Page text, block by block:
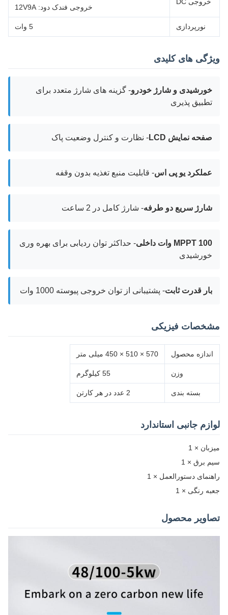
خروجی DC
خروجی فندک دود: 12V9A
نورپردازی 5 وات
ویژگی های کلیدی
خورشیدی و شارژ خودرو- گزینه های شارژ متعدد برای
تطبیق پذیری
صفحه نمایش LCD - نظارت و کنترل وضعیت پاک
عملکرد یو پی اس- قابلیت منبع تغذیه بدون وقفه
شارژ سریع دو طرفه- شارژ کامل در 2 ساعت
MPPT 100 وات داخلی
- حداکثر توان ردیابی برای بهره وری
خورشیدی
بار قدرت ثابت- پشتیبانی از توان خروجی پیوسته 1000 وات
مشخصات فیزیکی
اندازه محصول 570 × 510 × 450 میلی متر
وزن 55 کیلوگرم
بسته بندی 2 عدد در هر کارتن
لوازم جانبی استاندارد
میزبان × 1
سیم برق × 1
راهنمای دستورالعمل × 1
جعبه رنگی × 1
تصاویر محصول